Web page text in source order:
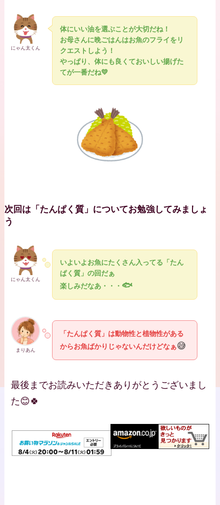
にゃん太くん
体にいい油を選ぶことが大切だね！
お母さんに晩ごはんはお魚のフライをリ
クエストしよう！
やっぱり、体にも良くておいしい揚げた
てが一番だね💛
次回は「たんぱく質」についてお勉強してみましょ
う
にゃん太くん
いよいよお魚にたくさん入ってる「たん
ぱく質」の回だぁ
楽しみだなあ・・・ 🐟
まりあん
「たんぱく質」は動物性と植物性がある
からお魚ばかりじゃないんだけどなぁ😅
最後までお読みいただきありがとうございまし
た😊🍀